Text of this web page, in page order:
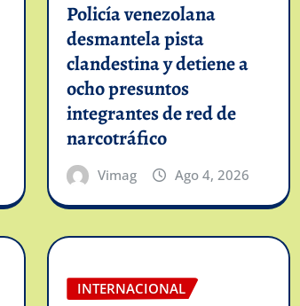
Policía venezolana
desmantela pista
clandestina y detiene a
ocho presuntos
integrantes de red de
narcotráfico
Vimag Ago 4, 2026
INTERNACIONAL